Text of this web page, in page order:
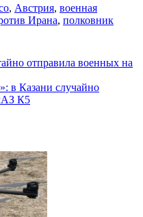
, Австрия, военная
Ирана, полковник
отправила военных на
в Казани случайно
К5